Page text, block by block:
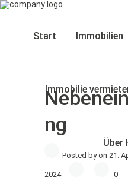
Start Immobilien
Immobilie
Über
ng
Posted by on 21.
2024 0